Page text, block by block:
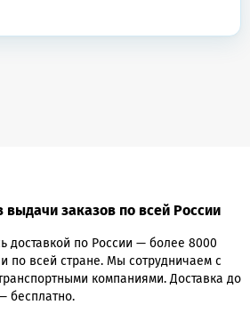
выдачи заказов по всей России
доставкой по России — более 8000
по всей стране. Мы сотрудничаем с
компаниями. Доставка до
бесплатно.